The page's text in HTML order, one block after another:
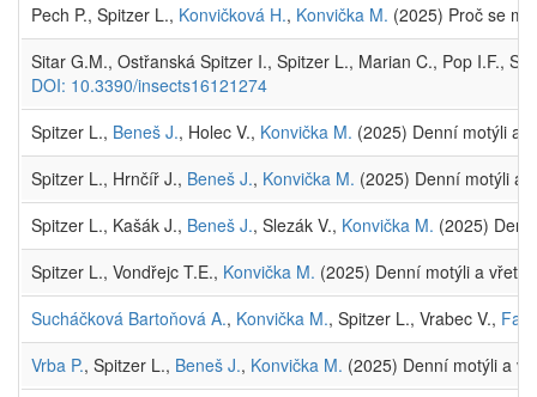
Pech P., Spitzer L., Konvičková H., Konvička M. (2025) Proč se
Sitar G.M., Ostřanská Spitzer I., Spitzer L., Marian C., Pop I.F.,
DOI: 10.3390/insects16121274
Spitzer L., Beneš J., Holec V., Konvička M. (2025) Denní motýli a
Spitzer L., Hrnčíř J., Beneš J., Konvička M. (2025) Denní motýli a
Spitzer L., Kašák J., Beneš J., Slezák V., Konvička M. (2025)
Spitzer L., Vondřejc T.E., Konvička M. (2025) Denní motýli a
Sucháčková Bartoňová A., Konvička M., Spitzer L., Vrabec V.,
Vrba P., Spitzer L., Beneš J., Konvička M. (2025) Denní motýli a